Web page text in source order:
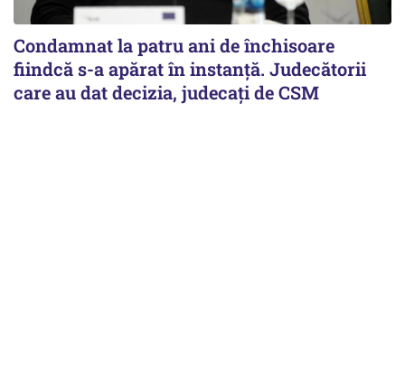
Condamnat la patru ani de închisoare
fiindcă s-a apărat în instanță. Judecătorii
care au dat decizia, judecați de CSM